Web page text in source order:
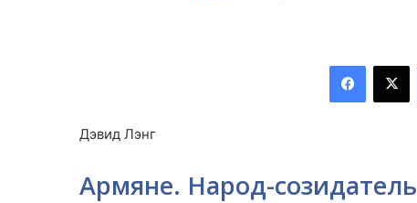
Дэвид Лэнг
Армяне. Народ-созидатель